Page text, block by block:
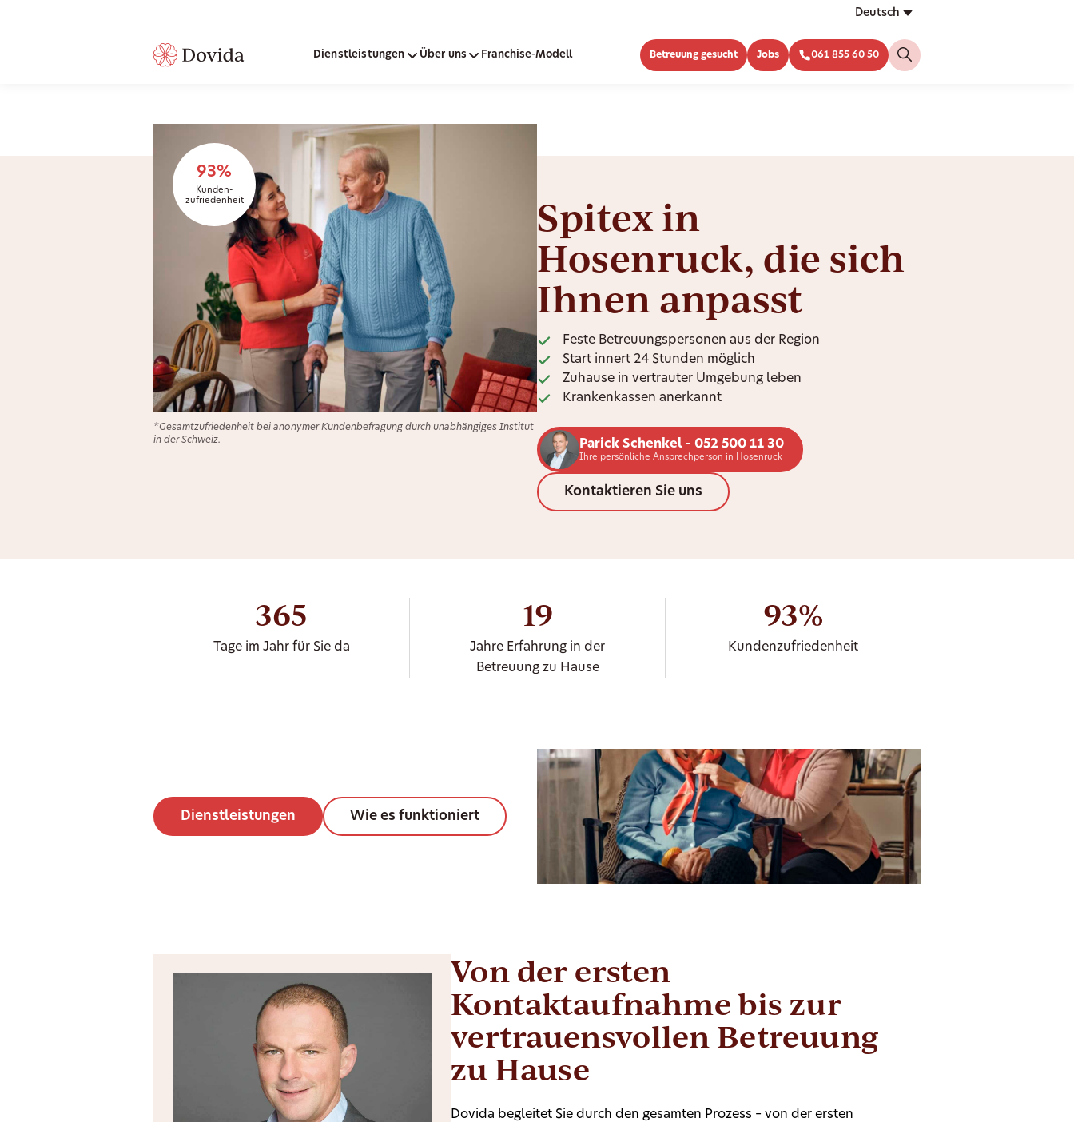
Deutsch
Dienstleistungen Über uns Franchise-Modell Betreuung gesucht Jobs 061 855 60 50
93%
Kunden-
zufriedenheit
*Gesamtzufriedenheit bei anonymer Kundenbefragung durch unabhängiges Institut
in der Schweiz.
Spitex in
Hosenruck, die sich
Ihnen anpasst
Feste Betreuungspersonen aus der Region
Start innert 24 Stunden möglich
Zuhause in vertrauter Umgebung leben
Krankenkassen anerkannt
Parick Schenkel - 052 500 11 30
Ihre persönliche Ansprechperson in Hosenruck
Kontaktieren Sie uns
365
Tage im Jahr für Sie da
19
Jahre Erfahrung in der
Betreuung zu Hause
93%
Kundenzufriedenheit
Dienstleistungen Wie es funktioniert
Von der ersten
Kontaktaufnahme bis zur
vertrauensvollen Betreuung
zu Hause
Dovida begleitet Sie durch den gesamten Prozess – von der ersten